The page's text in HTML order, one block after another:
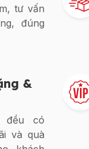
tư vấn
đúng
&
đều có
và quà